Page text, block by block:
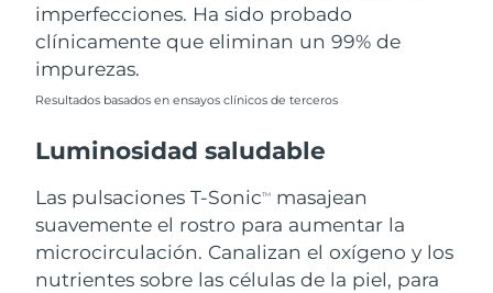
imperfecciones. Ha sido probado
clínicamente que eliminan un 99% de
impurezas.
Resultados basados en ensayos clínicos de terceros
Luminosidad saludable
Las pulsaciones T-SonicTM
masajean
suavemente el rostro para aumentar la
microcirculación. Canalizan el oxígeno y los
nutrientes sobre las células de la piel, para
Rumanía Entrega prevista
Rusia
Eslovaquia Entrega prevista8/10/26
Eslovenia Entrega prevista8/10/26